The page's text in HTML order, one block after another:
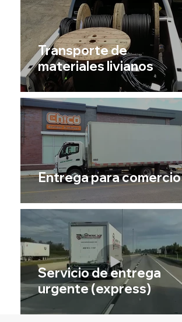
Transporte de
materiales livianos
Entrega para comercio
Servicio de entrega
urgente (express)